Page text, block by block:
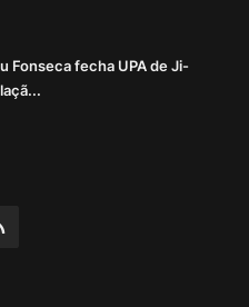
Fonseca fecha UPA de Ji-